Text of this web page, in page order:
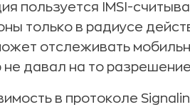
пользуется IMSI-
только в радиусе
отслеживать
давал на то
в протоколе